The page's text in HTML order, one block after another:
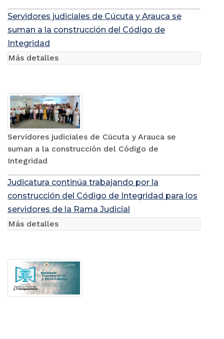
Servidores judiciales de Cúcuta y Arauca se
suman a la construcción del Código de
Integridad
Servidores judiciales de Cúcuta y Arauca se
suman a la construcción del Código de
Integridad
Más detalles
Judicatura continúa trabajando por la
construcción del Código de Integridad para los
servidores de la Rama Judicial
Más detalles